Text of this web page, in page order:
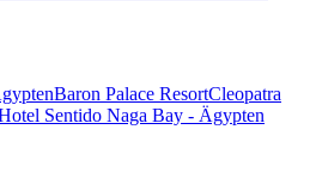
Baron Palace ResortCleopatra
Sentido Naga Bay - Ägypten